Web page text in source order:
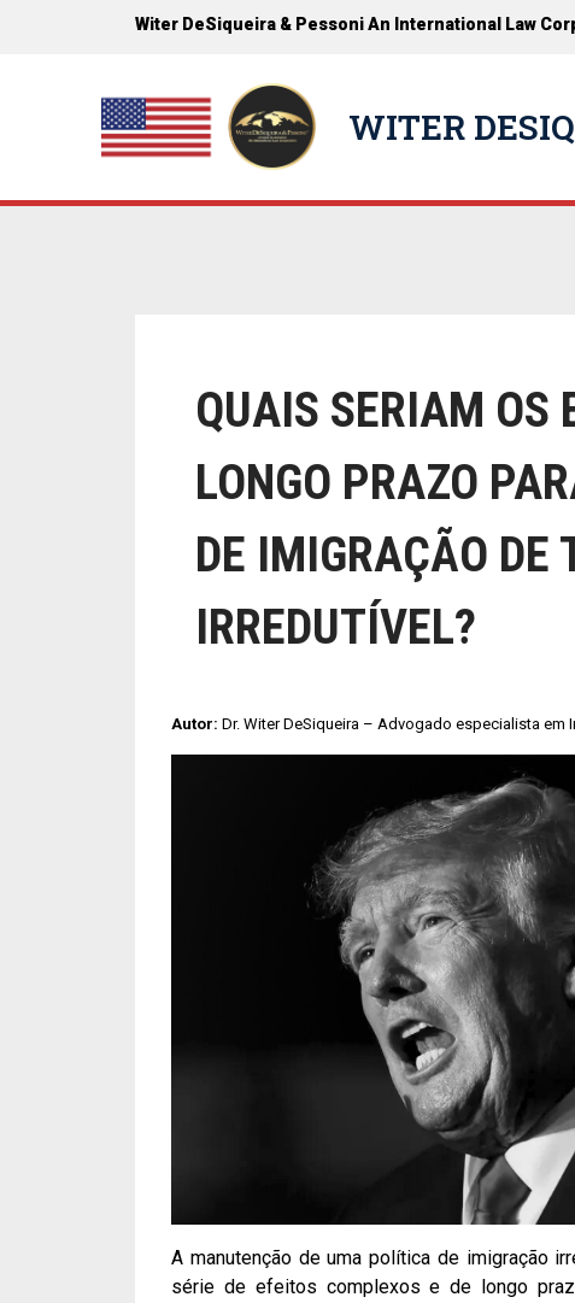
Witer DeSiqueira & Pessoni An International Law
WITER
QUAIS SERIAM OS
LONGO PRAZO
DE IMIGRAÇÃO DE
IRREDUTÍVEL?
Autor: Dr. Witer DeSiqueira – Advogado especialista em
A manutenção de uma política de imigração
série de efeitos complexos e de longo